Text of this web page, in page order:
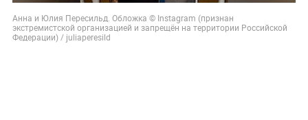
Анна и Юлия Пересильд. Обложка © Instagram (признан
экстремистской организацией и запрещён на территории Российской
Федерации) / juliaperesild